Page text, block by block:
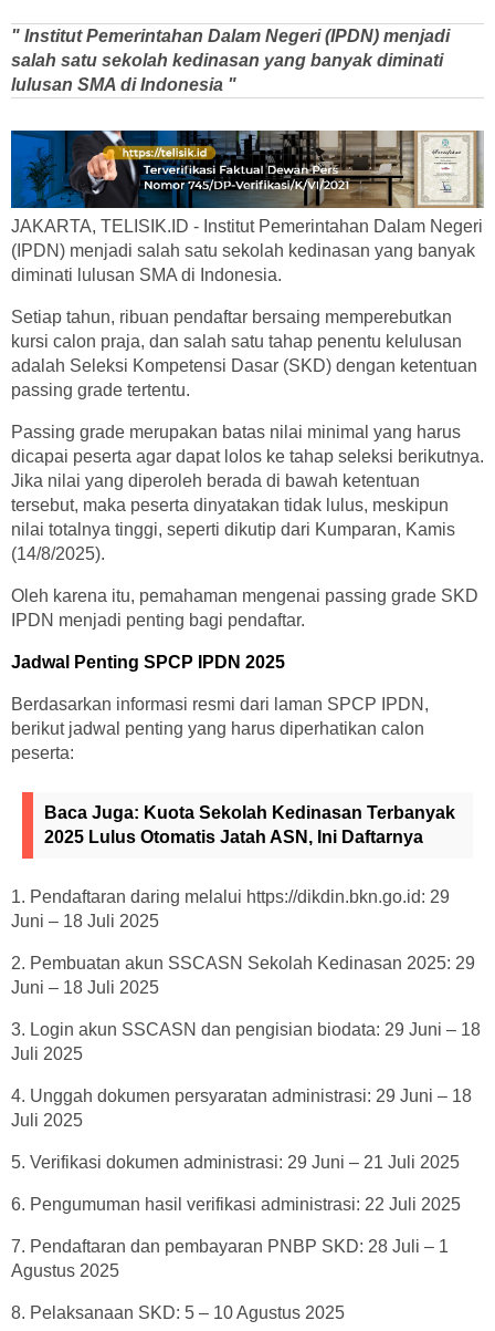
" Institut Pemerintahan Dalam Negeri (IPDN) menjadi
salah satu sekolah kedinasan yang banyak diminati
lulusan SMA di Indonesia "
JAKARTA, TELISIK.ID - Institut Pemerintahan Dalam Negeri
(IPDN) menjadi salah satu sekolah kedinasan yang banyak
diminati lulusan SMA di Indonesia.
Setiap tahun, ribuan pendaftar bersaing memperebutkan
kursi calon praja, dan salah satu tahap penentu kelulusan
adalah Seleksi Kompetensi Dasar (SKD) dengan ketentuan
passing grade tertentu.
Passing grade merupakan batas nilai minimal yang harus
dicapai peserta agar dapat lolos ke tahap seleksi berikutnya.
Jika nilai yang diperoleh berada di bawah ketentuan
tersebut, maka peserta dinyatakan tidak lulus, meskipun
nilai totalnya tinggi, seperti dikutip dari Kumparan, Kamis
(14/8/2025).
Oleh karena itu, pemahaman mengenai passing grade SKD
IPDN menjadi penting bagi pendaftar.
Jadwal Penting SPCP IPDN 2025
Berdasarkan informasi resmi dari laman SPCP IPDN,
berikut jadwal penting yang harus diperhatikan calon
peserta:
Baca Juga: Kuota Sekolah Kedinasan Terbanyak
2025 Lulus Otomatis Jatah ASN, Ini Daftarnya
1. Pendaftaran daring melalui https://dikdin.bkn.go.id: 29
Juni – 18 Juli 2025
2. Pembuatan akun SSCASN Sekolah Kedinasan 2025: 29
Juni – 18 Juli 2025
3. Login akun SSCASN dan pengisian biodata: 29 Juni – 18
Juli 2025
4. Unggah dokumen persyaratan administrasi: 29 Juni – 18
Juli 2025
5. Verifikasi dokumen administrasi: 29 Juni – 21 Juli 2025
6. Pengumuman hasil verifikasi administrasi: 22 Juli 2025
7. Pendaftaran dan pembayaran PNBP SKD: 28 Juli – 1
Agustus 2025
8. Pelaksanaan SKD: 5 – 10 Agustus 2025